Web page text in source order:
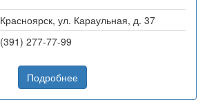
Красноярск, ул. Караульная, д. 37
(391) 277-77-99
Подробнее